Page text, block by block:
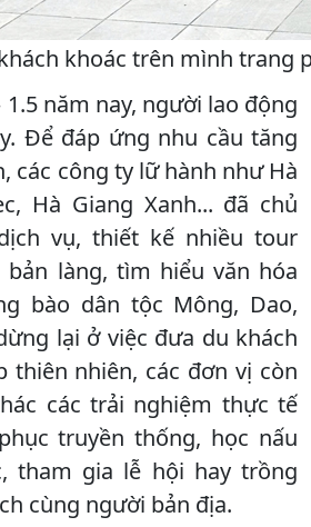
khoác trên mình trang
1.5 năm nay, người lao động
Để đáp ứng nhu cầu tăng
các công ty lữ hành như Hà
Hà Giang Xanh... đã chủ
vụ, thiết kế nhiều tour
làng, tìm hiểu văn hóa
bào dân tộc Mông, Dao,
lại ở việc đưa du khách
thiên nhiên, các đơn vị còn
các trải nghiệm thực tế
truyền thống, học nấu
tham gia lễ hội hay trồng
cùng người bản địa.